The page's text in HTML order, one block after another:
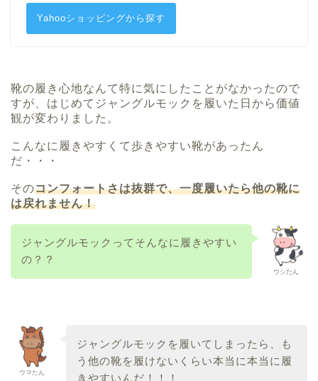
Yahooショッピングから探す
靴の履き心地なんて特に気にしたことがなかったので
すが、はじめてジャングルモックを履いた日から価値
観が変わりました。
こんなに履きやすくて歩きやすい靴があったん
だ・・・
そのコンフォートさは抜群で、一度履いたら他の靴に
は戻れません！
ウシたん
ジャングルモックってそんなに履きやすい
の？？
ウマたん
ジャングルモックを履いてしまったら、も
う他の靴を履けないくらい本当に本当に履
きやすいんだ！！！